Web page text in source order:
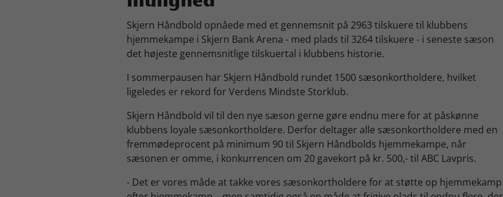
Skjern Håndbold opnåede med et gennemsnit på 2963 tilskuere til klubbens
hjemmekampe i Skjern Bank Arena - med plads til 3264 tilskuere - i seneste sæson
det højeste gennemsnitlige tilskuertal i klubbens historie.
I sommerpausen har Skjern Håndbold rundet 1500 sæsonkortholdere, hvilket
ligeledes er rekord for Verdens Mindste Storklub.
Skjern Håndbold vil til den nye sæson gerne gøre endnu mere for at påskønne
klubbens loyale sæsonkortholdere. Derfor deltager alle sæsonkortholdere med en
fremmødeprocent på minimum 90 til Skjern Håndbolds hjemmekampe, når
sæsonen er omme, i konkurrencen om 20 gavekort på kr. 500,- til ABC Lavpris.
- Det er vores måde at takke vores sæsonkortholdere for at støtte op hjemmekamp